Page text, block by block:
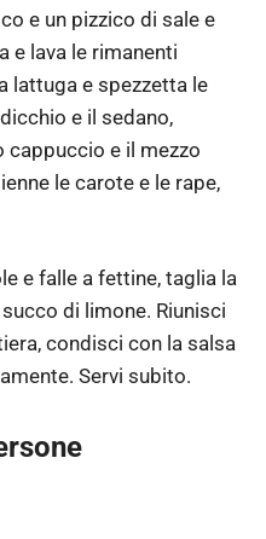
e un pizzico di sale e
e lava le rimanenti
lattuga e spezzetta le
e il sedano,
e il mezzo
le carote e le rape,
e falle a fettine, taglia la
di limone. Riunisci
condisci con la salsa
Servi subito.